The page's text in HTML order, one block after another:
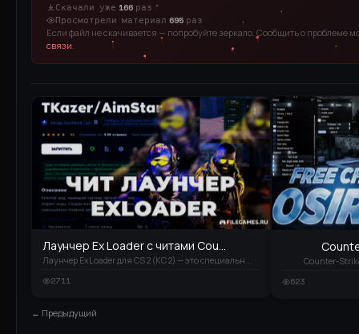
Скачали уже 166 раз
Просмотрели материал 695 раз
Если файл не скачивается — попробуйте зеркало. Сообщить о проблеме
связи.
Лаунчер Ex Loader с читами Cou...
Лаунчер ExLoader для CS 2 (КС 2) — это специальн...
2711
← Предыдущий
Counter-
623